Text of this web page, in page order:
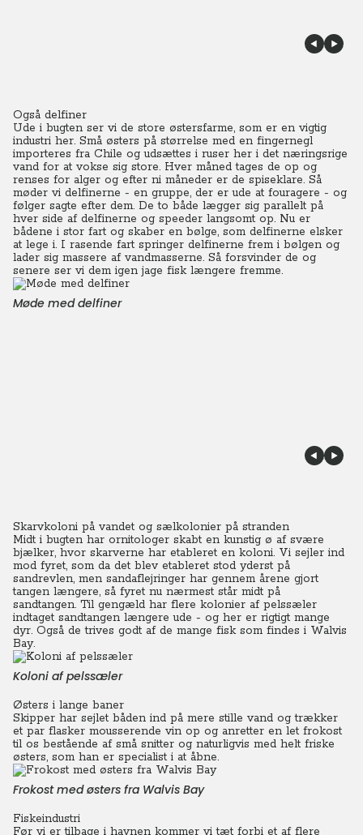
Også delfiner
Ude i bugten ser vi de store østersfarme, som er en vigtig
industri her. Små østers på størrelse med en fingernegl
importeres fra Chile og udsættes i ruser her i det næringsrige
vand for at vokse sig store. Hver måned tages de op og
renses for alger og efter ni måneder er de spiseklare. Så
møder vi delfinerne - en gruppe, der er ude at fouragere - og
følger sagte efter dem. De to både lægger sig parallelt på
hver side af delfinerne og speeder langsomt op. Nu er
bådene i stor fart og skaber en bølge, som delfinerne elsker
at lege i. I rasende fart springer delfinerne frem i bølgen og
lader sig massere af vandmasserne. Så forsvinder de og
senere ser vi dem igen jage fisk længere fremme.
Møde med delfiner
Skarvkoloni på vandet og sælkolonier på stranden
Midt i bugten har ornitologer skabt en kunstig ø af svære
bjælker, hvor skarverne har etableret en koloni. Vi sejler ind
mod fyret, som da det blev etableret stod yderst på
sandrevlen, men sandaflejringer har gennem årene gjort
tangen længere, så fyret nu nærmest står midt på
sandtangen. Til gengæld har flere kolonier af pelssæler
indtaget sandtangen længere ude - og her er rigtigt mange
dyr. Også de trives godt af de mange fisk som findes i Walvis
Bay.
Koloni af pelssæler
Østers i lange baner
Skipper har sejlet båden ind på mere stille vand og trækker
et par flasker mousserende vin op og anretter en let frokost
til os bestående af små snitter og naturligvis med helt friske
østers, som han er specialist i at åbne.
Frokost med østers fra Walvis Bay
Fiskeindustri
Før vi er tilbage i havnen kommer vi tæt forbi et af flere